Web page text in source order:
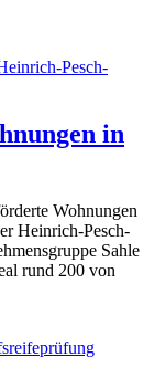
in
Wohnungen
Heinrich-Pesch-
Sahle
rund 200 von